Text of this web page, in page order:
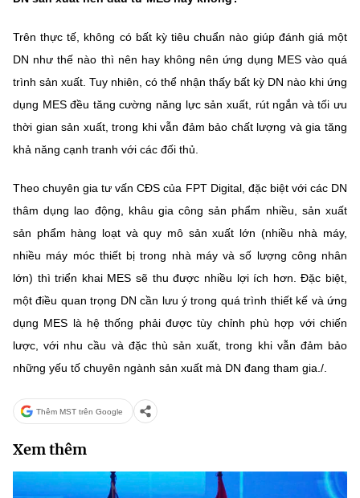
Trên thực tế, không có bất kỳ tiêu chuẩn nào giúp đánh giá một
DN như thế nào thì nên hay không nên ứng dụng MES vào quá
trình sản xuất. Tuy nhiên, có thể nhận thấy bất kỳ DN nào khi ứng
dụng MES đều tăng cường năng lực sản xuất, rút ngắn và tối ưu
thời gian sản xuất, trong khi vẫn đảm bảo chất lượng và gia tăng
khả năng cạnh tranh với các đối thủ.
Theo chuyên gia tư vấn CĐS của FPT Digital, đặc biệt với các DN
thâm dụng lao động, khâu gia công sản phẩm nhiều, sản xuất
sản phẩm hàng loạt và quy mô sản xuất lớn (nhiều nhà máy,
nhiều máy móc thiết bị trong nhà máy và số lượng công nhân
lớn) thì triển khai MES sẽ thu được nhiều lợi ích hơn. Đặc biệt,
một điều quan trọng DN cần lưu ý trong quá trình thiết kế và ứng
dụng MES là hệ thống phải được tùy chỉnh phù hợp với chiến
lược, với nhu cầu và đặc thù sản xuất, trong khi vẫn đảm bảo
những yếu tố chuyên ngành sản xuất mà DN đang tham gia./.
Thêm MST trên Google
Xem thêm